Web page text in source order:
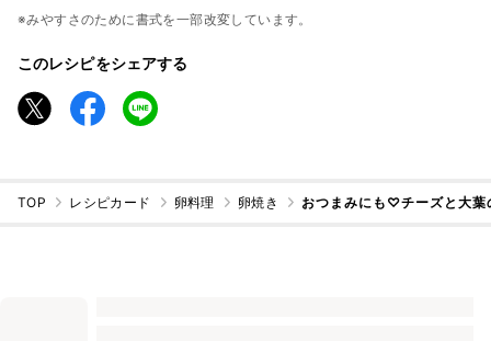
※みやすさのために書式を一部改変しています。
このレシピをシェアする
TOP レシピカード 卵料理 卵焼き おつまみにも♡チーズと大葉